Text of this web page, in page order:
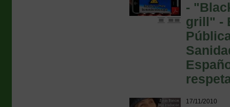
-
grill" -
17/11/2010